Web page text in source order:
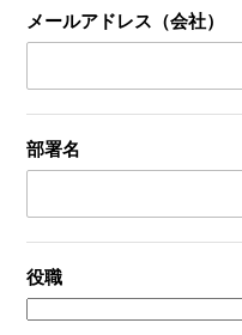
メールアドレス（会社）
部署名
役職